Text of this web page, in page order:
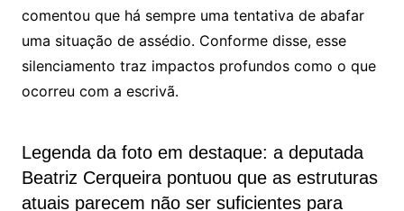
comentou que há sempre uma tentativa de abafar
uma situação de assédio. Conforme disse, esse
silenciamento traz impactos profundos como o que
ocorreu com a escrivã.
Legenda da foto em destaque: a deputada
Beatriz Cerqueira pontuou que as estruturas
atuais parecem não ser suficientes para